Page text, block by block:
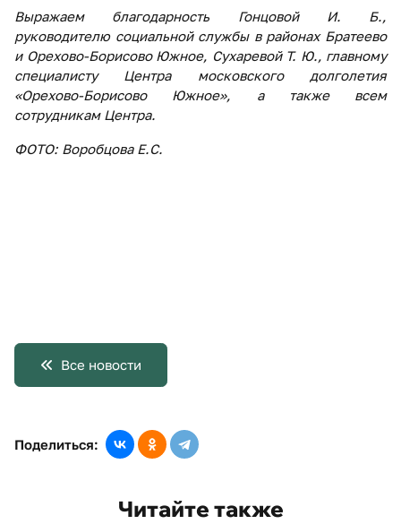
Выражаем благодарность Гонцовой И. Б.,
руководителю социальной службы в районах Братеево
и Орехово-Борисово Южное, Сухаревой Т. Ю., главному
специалисту Центра московского долголетия
«Орехово-Борисово Южное», а также всем
сотрудникам Центра.
ФОТО: Воробцова Е.С.
Все новости
Поделиться:
Читайте также